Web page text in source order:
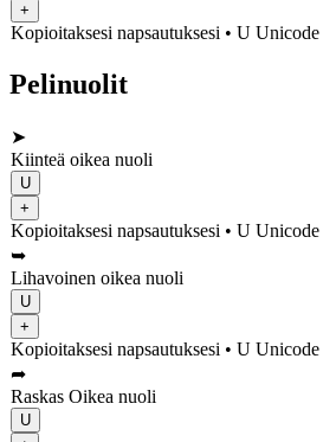
+
Kopioitaksesi napsautuksesi • U Unicode
Pelinuolit
➤
Kiinteä oikea nuoli
U
+
Kopioitaksesi napsautuksesi • U Unicode
➥
Lihavoinen oikea nuoli
U
+
Kopioitaksesi napsautuksesi • U Unicode
➦
Raskas Oikea nuoli
U